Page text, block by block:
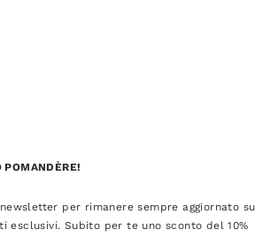
POMANDÈRE!
per rimanere sempre aggiornato su
esclusivi. Subito per te uno sconto del 10%